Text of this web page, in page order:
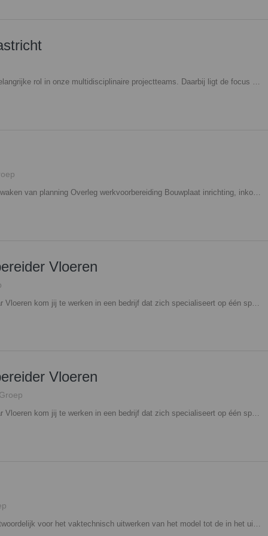
Als projectleider vervul jij een belangrijke rol in onze multidisciplinaire projectteams. Daarbij ligt de focus niet alleen op de uitvoering. Je bent betrokken bij de selectie-/aanbestedingsfase en in het voortraject (bouwteam) ben jij hét aanspreekpunt van de opdrachtgever. Interesse? Neem contact op met Bjorn Bakens, 06 - 18 73 36 06,
Overleg met hoofduitvoerder Bewaken van planning Overleg werkvoorbereiding Bouwplaat inrichting, inkoop, afroepen materiaal/ materieel Meer- en minder werkcontrole/ onderhandeling Coördinatie bouwplaats, aansturen medewerkers/ onderaannemers Kwaliteitscontrole Aandragen bouwmethodieken Interesse? Neem contact op met Lars Verbakel, 06 - 39 87 27 11,
Vloeren
Als Werkvoorbereider / Tekenaar Vloeren kom jij te werken in een bedrijf dat zich specialiseert op één specifiek onderdeel in de bouw: de vloer. Dan kan je natuurlijk denken: "saai, slechts één onderdeel". Deze functie is echter alles behalve saai. Wat deze functie aantrekkelijk maakt is het feit dat je een heel divers en uitgebreid takenpakket hebt. Van het opstellen van offertes, het bekijken van tekeningen tot het ontmoeten van klanten en het zelfstandig opnemen van projecten. Afwisseling dus! Interesse? Neem contact op met Mitchell Spier, 06 - 48 60 79 80,
Vloeren
Als Werkvoorbereider / Tekenaar Vloeren kom jij te werken in een bedrijf dat zich specialiseert op één specifiek onderdeel in de bouw: de vloer. Dan kan je natuurlijk denken: "saai, slechts één onderdeel". Deze functie is echter alles behalve saai. Wat deze functie aantrekkelijk maakt is het feit dat je een heel divers en uitgebreid takenpakket hebt. Van het opstellen van offertes, het bekijken van tekeningen tot het ontmoeten van klanten en het zelfstandig opnemen van projecten. Afwisseling dus! Interesse? Neem contact op met Mitchell Spier, 06 - 48 60 79 80,